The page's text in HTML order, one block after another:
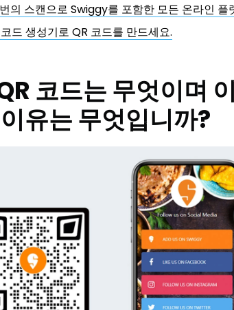
의 스캔으로 Swiggy를 포함한 모든 온라인 플
드 생성기로 QR 코드를 만드세요.
코드는 무엇이며
유는 무엇입니까?